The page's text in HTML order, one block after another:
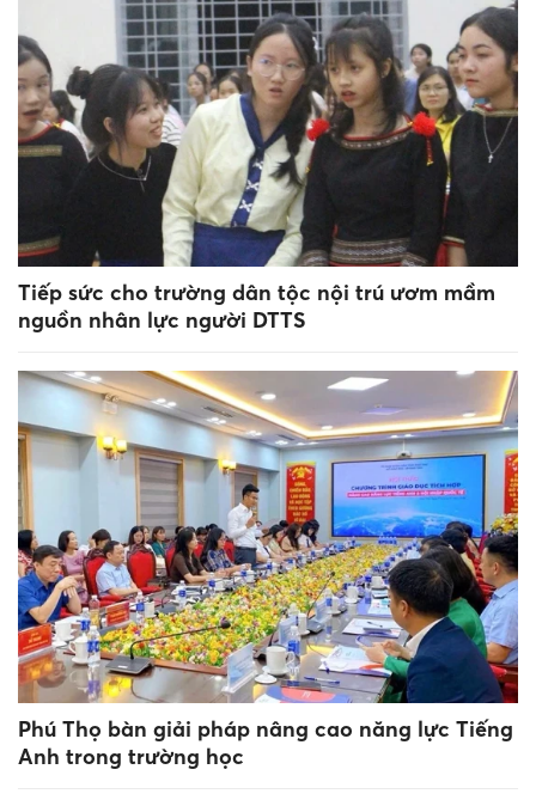
Tiếp sức cho trường dân tộc nội trú ươm mầm
nguồn nhân lực người DTTS
Phú Thọ bàn giải pháp nâng cao năng lực Tiếng
Anh trong trường học